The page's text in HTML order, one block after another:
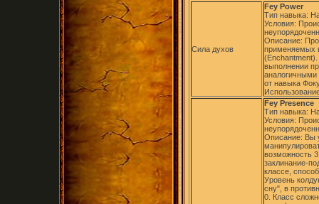
Сила духов
Fey Power
Тип навыка:
Условия:
Описание:
применяемых
выполнении
аналогичными
от навыка
Fey Presence
Тип навыка:
Условия:
Описание: Вы
возможность 3
заклинание-
классе,
Уровень
сну", в
0. Класс